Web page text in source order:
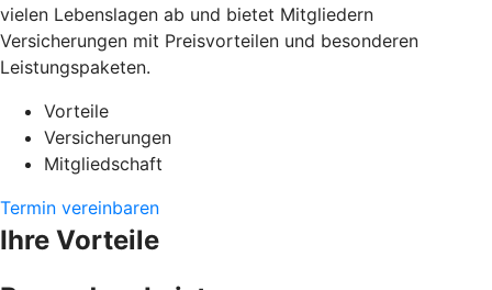
vielen Lebenslagen ab und bietet Mitgliedern
Versicherungen mit Preisvorteilen und besonderen
Leistungspaketen.
Vorteile
Versicherungen
Mitgliedschaft
Termin vereinbaren
Ihre Vorteile